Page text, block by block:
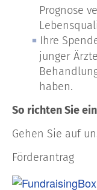
Prognose
Ihre
junger
haben.
So richten Sie
Gehen Sie auf
Förderantrag